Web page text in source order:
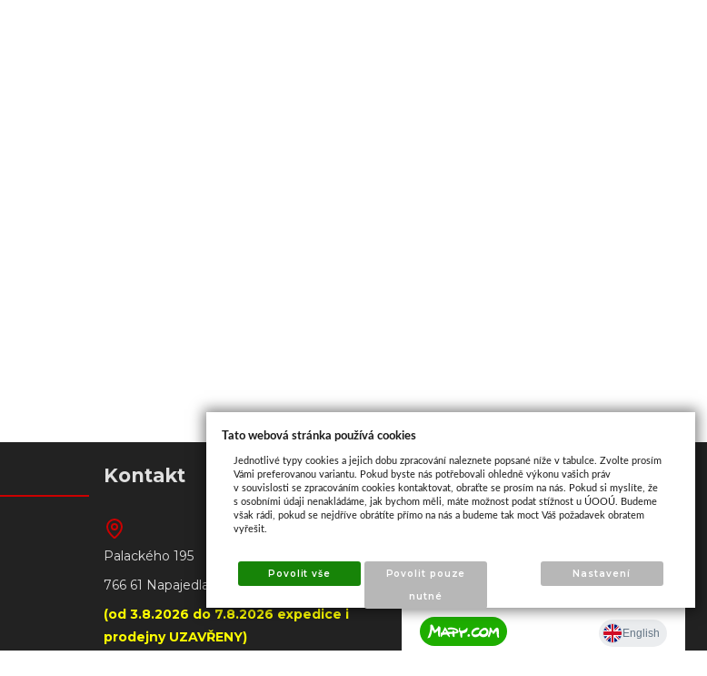
Kontakt
Palackého 195
766 61 Napajedla
(od 3.8.2026 do 7.8.2026 expedice i
prodejny UZAVŘENY)
Mapa
Tato webová stránka používá cookies
Jednotlivé typy cookies a jejich dobu zpracování naleznete popsané níže v tabulce. Zvolte prosím
Vámi preferovanou variantu. Pokud byste nás potřebovali ohledně výkonu vašich práv
v souvislosti se zpracováním cookies kontaktovat, obraťte se prosím na nás. Pokud si myslíte, že
s osobními údaji nenakládáme, jak bychom měli, máte možnost podat stížnost u ÚOOÚ. Budeme
však rádi, pokud se nejdříve obrátíte přímo na nás a budeme tak moct Váš požadavek obratem
vyřešit.
Povolit vše
Povolit pouze
nutné
Nastavení